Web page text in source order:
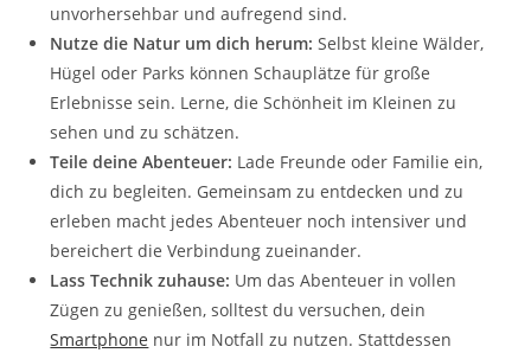
unvorhersehbar und aufregend sind.
Nutze die Natur um dich herum: Selbst kleine Wälder,
Hügel oder Parks können Schauplätze für große
Erlebnisse sein. Lerne, die Schönheit im Kleinen zu
sehen und zu schätzen.
Teile deine Abenteuer: Lade Freunde oder Familie ein,
dich zu begleiten. Gemeinsam zu entdecken und zu
erleben macht jedes Abenteuer noch intensiver und
bereichert die Verbindung zueinander.
Lass Technik zuhause: Um das Abenteuer in vollen
Zügen zu genießen, solltest du versuchen, dein
Smartphone nur im Notfall zu nutzen. Stattdessen